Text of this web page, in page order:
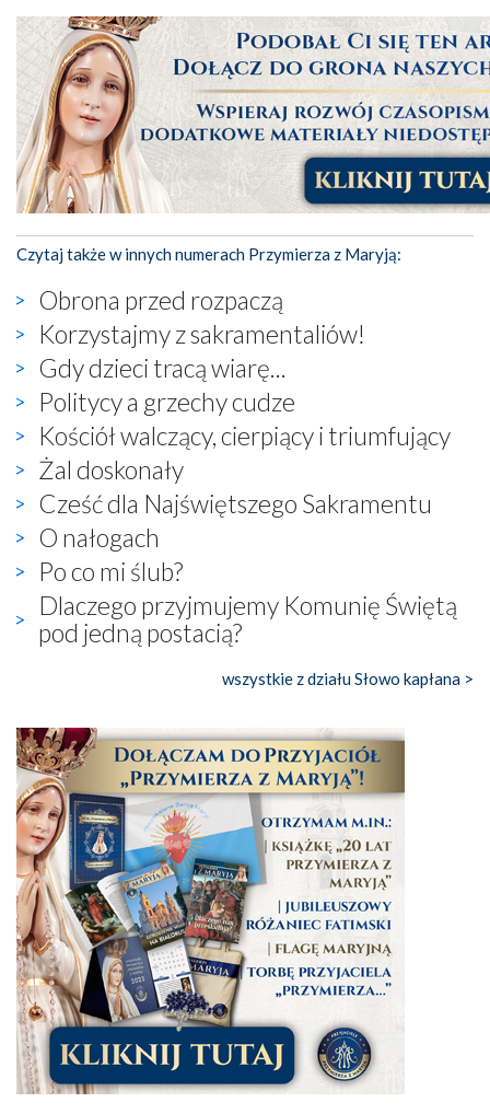
Czytaj także w innych numerach Przymierza z Maryją:
Obrona przed rozpaczą
Korzystajmy z sakramentaliów!
Gdy dzieci tracą wiarę...
Politycy a grzechy cudze
Kościół walczący, cierpiący i triumfujący
Żal doskonały
Cześć dla Najświętszego Sakramentu
O nałogach
Po co mi ślub?
Dlaczego przyjmujemy Komunię Świętą
pod jedną postacią?
wszystkie z działu Słowo kapłana >